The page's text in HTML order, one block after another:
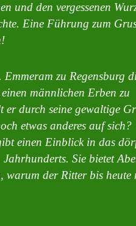
und den vergessenen
Eine Führung zum
zu Regensburg
männlichen Erben zu
er durch seine gewaltige
etwas anderes auf sich?
einen Einblick in das
Sie bietet
warum der Ritter bis heute